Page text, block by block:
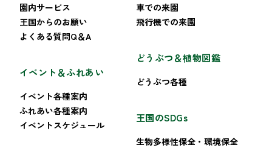
園内サービス
王国からのお願い
よくある質問Q＆A
イベント＆ふれあい
イベント各種案内
ふれあい各種案内
イベントスケジュール
車での来園
飛行機での来園
どうぶつ＆植物図鑑
どうぶつ各種
王国のSDGs
生物多様性保全・環境保全